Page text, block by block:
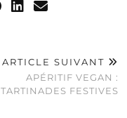
ARTICLE SUIVANT
APÉRITIF VEGAN :
TARTINADES FESTIVES